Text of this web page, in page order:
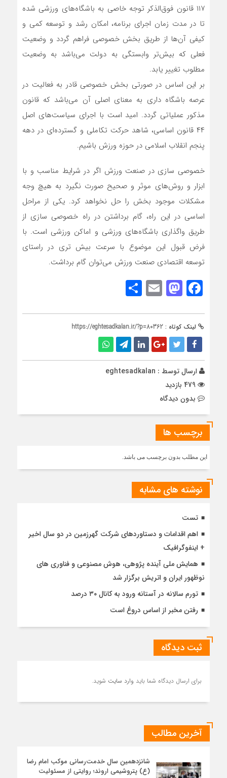
۱۱۷ قانون فوق‌الذکر توجه خاصی به باشگاه‌های ورزشی شده
تا در مدت زمان اجرای برنامه، امکان رشد و توسعه کمی و
کیفی آن‌ها از طریق بخش خصوصی فراهم گردد و وضعیت
فعلی که بیش‌تر وابستگی به دولت می‌باشد به وضعیت
مطلوب‌ تغییر یابد.
بر این اساس در صورتی بخش خصوصی قادر به فعالیت در
عرصه باشگاه‌ داری به معنای اصلی آن می‌باشد که قانون
مذکور عملیاتی گردد. امید است با اجرای سیاست‌های اصل
۴۴ قانون اساسی، شاهد حرکت تکاملی و گسترده‌ای در دهه
پنجم انقلاب اسلامی در حوزه ورزش باشیم.
خصوصی سازی در صنعت ورزش اگر در شرایط مناسب و با
ابزار و روش‌های موثر و صحیح صورت نگیرد به هیچ وجه
مشکلات موجود بخش را حل نخواهد کرد. یکی از مراحل
اساسی در این راه‌، گام برداشتن در راه‌ خصوصی سازی از
طریق واگذاری باشگاه‌های ورزشی و اماکن ورزشی است. با
فرض قبول این موضوع با سرعت بیش تری در راستای
توسعه اقتصادی صنعت ورزش می‌توان گام برداشت.
Facebook
Mastodon
Email
لینک کوتاه : https://eghtesadkalan.ir/?p=80362
ارسال توسط : eghtesadkalan
بدون دیدگاه
برچسب ها
این مطلب بدون برچسب می باشد.
نوشته های مشابه
تست
اهم اقدامات و دستاوردهای شرکت گهرزمین در دو سال اخیر
+ اینفوگرافیک
همایش ملی آینده پژوهی، هوش مصنوعی و فناوری های
نوظهور ایران و اتریش برگزار شد
تورم سالانه در آستانه ورود به کانال ۳۰ درصد
رفتن مخبر از اساس دروغ است
ثبت دیدگاه
برای ارسال دیدگاه شما باید وارد سایت شوید.
آخرین مطالب
شانزدهمین سال خدمت‌رسانی موکب امام رضا
(ع) پتروشیمی اروند؛ روایتی از مسئولیت